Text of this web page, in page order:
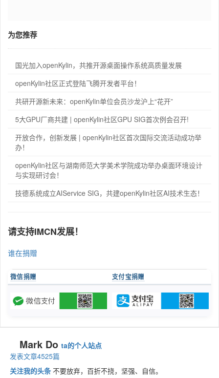
为您推荐
国光加入openKylin，共推开源桌面操作系统高质量发展
openKylin社区正式登陆飞腾开发者平台！
共研开源新未来：openKylin单位会员沙龙沪上“花开”
5大GPU厂商共建 | openKylin社区GPU SIG首次例会召开!
开放合作，创新发展 | openKylin社区首次国际交流活动成功举
办！
openKylin社区与湖南师范大学美术学院成功举办桌面环境设计
与实现研讨会！
技德系统成立AIService SIG，共建openKylin社区AI技术生态！
请支持IMCN发展！
谁在捐赠
微信捐赠 支付宝捐赠
Mark Do ta的个人站点
发表文章4525篇
关注我的头条 不要放弃，百折不挠，坚强、自信。